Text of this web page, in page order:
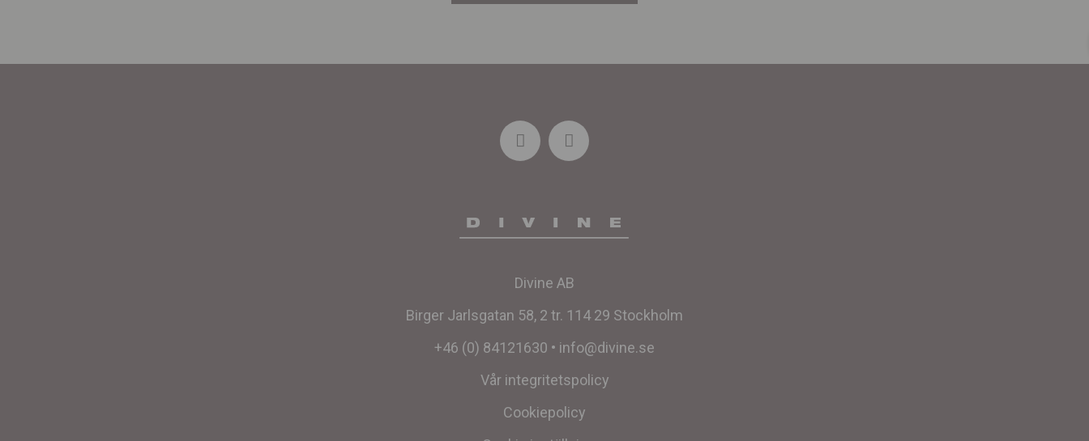
Divine AB
Birger Jarlsgatan 58, 2 tr. 114 29 Stockholm
+46 (0) 84121630 • info@divine.se
Vår integritetspolicy
Cookiepolicy